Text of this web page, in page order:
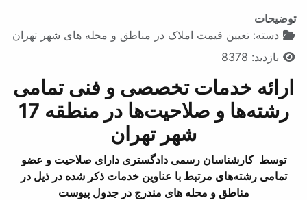
توضیحات
دسته: تعیین قیمت املاک در مناطق و محله های شهر تهران
بازدید: 8378
ارائه خدمات تخصصی و فنی تمامی
رشته‌ها و صلاحیت‌ها در منطقه 17
شهر تهران
توسط کارشناسان رسمی دادگستری دارای صلاحیت و عضو
تمامی رشته‌های مرتبط با عناوین خدمات ذکر شده در ذیل در
مناطق و محله های مندرج در جدول پیوست